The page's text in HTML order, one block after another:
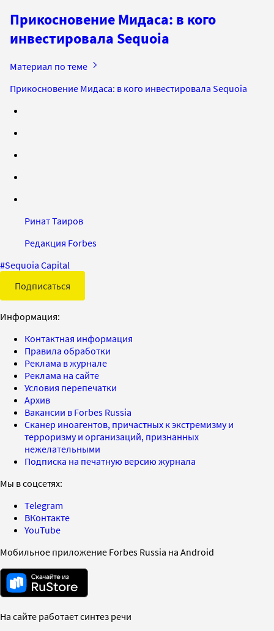
Прикосновение Мидаса: в кого
инвестировала Sequoia
Материал по теме
Прикосновение Мидаса: в кого инвестировала Sequoia
Ринат Таиров
Редакция Forbes
#Sequoia Capital
Подписаться
Информация:
Контактная информация
Правила обработки
Реклама в журнале
Реклама на сайте
Условия перепечатки
Архив
Вакансии в Forbes Russia
Сканер иноагентов, причастных к экстремизму и
терроризму и организаций, признанных
нежелательными
Подписка на печатную версию журнала
Мы в соцсетях:
Telegram
ВКонтакте
YouTube
Мобильное приложение Forbes Russia на Android
На сайте работает синтез речи